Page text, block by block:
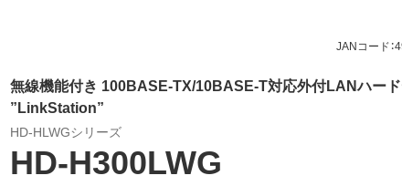
JANコード
無線機能付き 100BASE-TX/10BASE-T対応外付LANハー
”LinkStation”
HD-HLWGシリーズ
HD-H300LWG